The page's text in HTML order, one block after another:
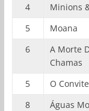
4
Minions
5
Moana
6
A Morte
Chamas
5 O Convite
8
Águas